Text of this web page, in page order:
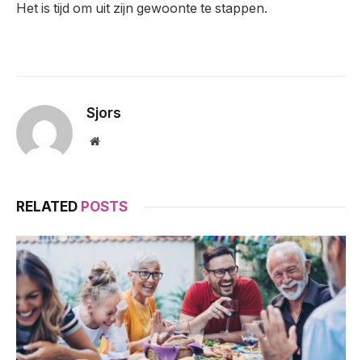
Het is tijd om uit zijn gewoonte te stappen.
Sjors
Website
RELATED POSTS